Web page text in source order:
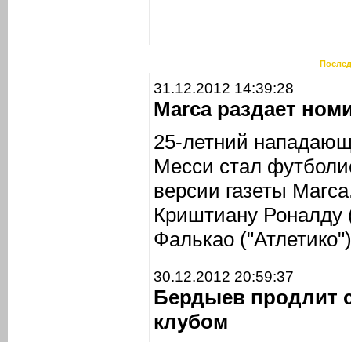
31.12.2012 14:39:28
Marca раздает
25-летний
Месси стал
версии газеты
Криштиану
Фалькао
30.12.2012 20:59:37
Бердыев продлит
клубом